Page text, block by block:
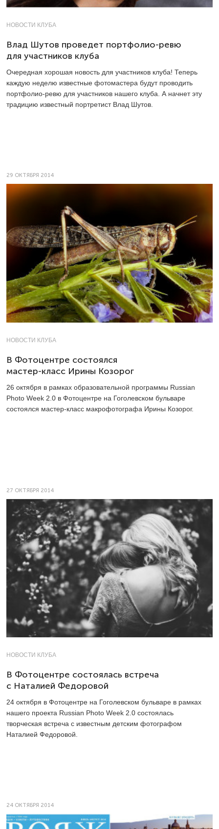
НОВОСТИ КЛУБА
Влад Шутов проведет портфолио-ревю
для участников клуба
Очередная хорошая новость для участников клуба! Теперь
каждую неделю известные фотомастера будут проводить
портфолио-ревю для участников нашего клуба. А начнет эту
традицию известный портретист Влад Шутов.
29 ОКТЯБРЯ 2014
НОВОСТИ КЛУБА
В Фотоцентре состоялся
мастер-класс Ирины Козорог
26 октября в рамках образовательной программы Russian
Photo Week 2.0 в Фотоцентре на Гоголевском бульваре
состоялся мастер-класс макрофотографа Ирины Козорог.
27 ОКТЯБРЯ 2014
НОВОСТИ КЛУБА
В Фотоцентре состоялась встреча
с Наталией Федоровой
24 октября в Фотоцентре на Гоголевском бульваре в рамках
нашего проекта Russian Photo Week 2.0 состоялась
творческая встреча с известным детским фотографом
Наталией Федоровой.
24 ОКТЯБРЯ 2014